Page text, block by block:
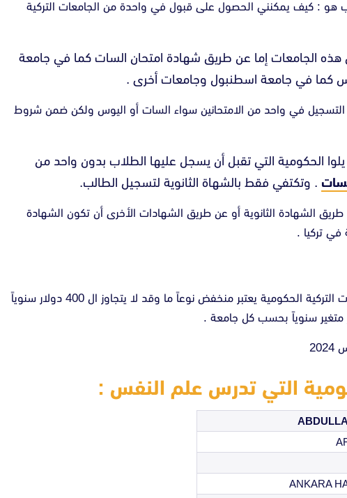
هو : كيف يمكنني الحصول على قبول في واحدة من الجامعات التركية
الجامعات إما عن طريق شهادة امتحان السات كما في جامعة
كما في جامعة اسطنبول وجامعات أخرى .
التسجيل في واحد من الامتحانين سواء السات أو اليوس ولكن ضمن شروط
الحكومية التي تقبل أن يسجل عليها الطلاب بدون واحد من
. وتكتفي فقط بالشهاة الثانوية لتسجيل الطالب.
الشهادة الثانوية أو عن طريق الشهادات الأخرى أن تكون الشهادة
في تركيا .
تكاليف دراسة علم النفس في الجامعات التركية الحكومية يعتبر منخفض نوعاً ما وقد لا يتجاوز ال 400 دولار سنوياً
سنوياً بحسب كل جامعة .
التي تدرس علم النفس :
ANKARA